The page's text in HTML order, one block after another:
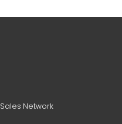
Sales Network